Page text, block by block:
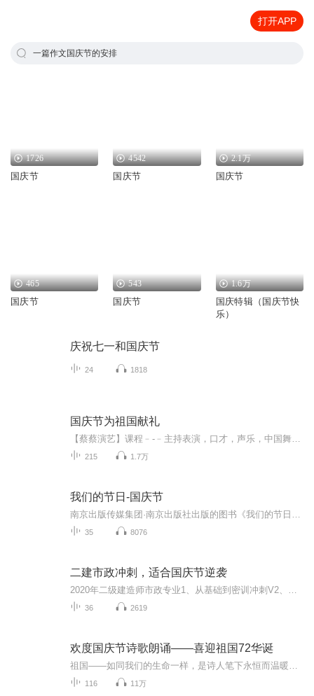
打开APP
一篇作文国庆节的安排
1726
国庆节
4542
国庆节
2.1万
国庆节
465
国庆节
543
国庆节
1.6万
国庆特辑（国庆节快
乐）
庆祝七一和国庆节
24 1818
国庆节为祖国献礼
215 1.7万
我们的节日-国庆节
35 8076
二建市政冲刺，适合国庆节逆袭
36 2619
欢度国庆节诗歌朗诵——喜迎祖国72华诞
116 11万